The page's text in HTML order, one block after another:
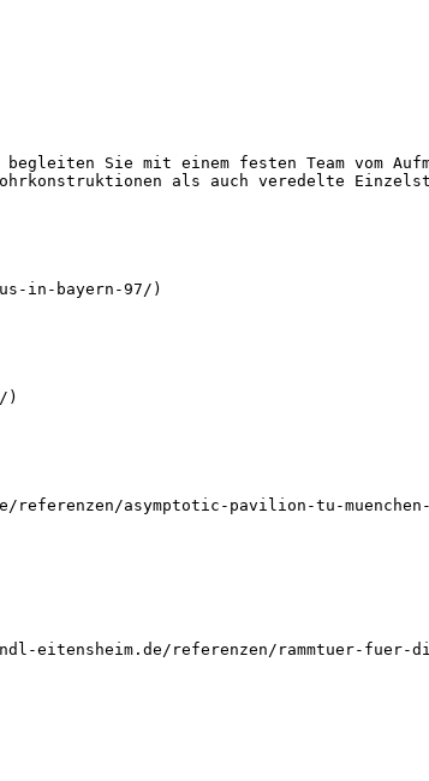
Sie mit einem festen Team vom
als auch veredelte
in-bayern-97/)
)
referenzen/asymptotic-pavilion-tu-
eitensheim.de/referenzen/rammtuer-